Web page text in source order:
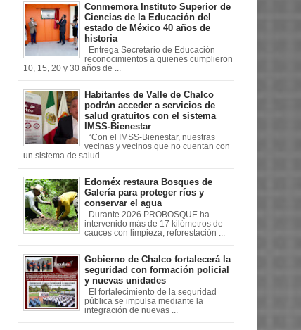
Conmemora Instituto Superior de
Ciencias de la Educación del
estado de México 40 años de
historia
Entrega Secretario de Educación
reconocimientos a quienes cumplieron
10, 15, 20 y 30 años de ...
Habitantes de Valle de Chalco
podrán acceder a servicios de
salud gratuitos con el sistema
IMSS-Bienestar
“Con el IMSS-Bienestar, nuestras
vecinas y vecinos que no cuentan con
un sistema de salud ...
Edoméx restaura Bosques de
Galería para proteger ríos y
conservar el agua
Durante 2026 PROBOSQUE ha
intervenido más de 17 kilómetros de
cauces con limpieza, reforestación ...
Gobierno de Chalco fortalecerá la
seguridad con formación policial
y nuevas unidades
El fortalecimiento de la seguridad
pública se impulsa mediante la
integración de nuevas ...